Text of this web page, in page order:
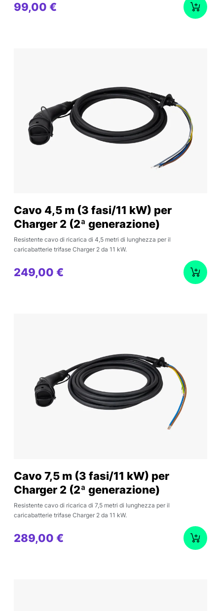
99,00 €
Cavo 4,5 m (3 fasi/11 kW) per
Charger 2 (2ª generazione)
Resistente cavo di ricarica di 4,5 metri di lunghezza per il
caricabatterie trifase Charger 2 da 11 kW.
249,00 €
Cavo 7,5 m (3 fasi/11 kW) per
Charger 2 (2ª generazione)
Resistente cavo di ricarica di 7,5 metri di lunghezza per il
caricabatterie trifase Charger 2 da 11 kW.
289,00 €